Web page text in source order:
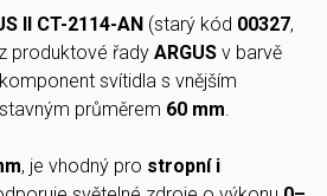
II CT-2114-AN (starý kód 00327,
produktové řady ARGUS v barvě
svítidla s vnějším
průměrem 60 mm.
, je vhodný pro stropní i